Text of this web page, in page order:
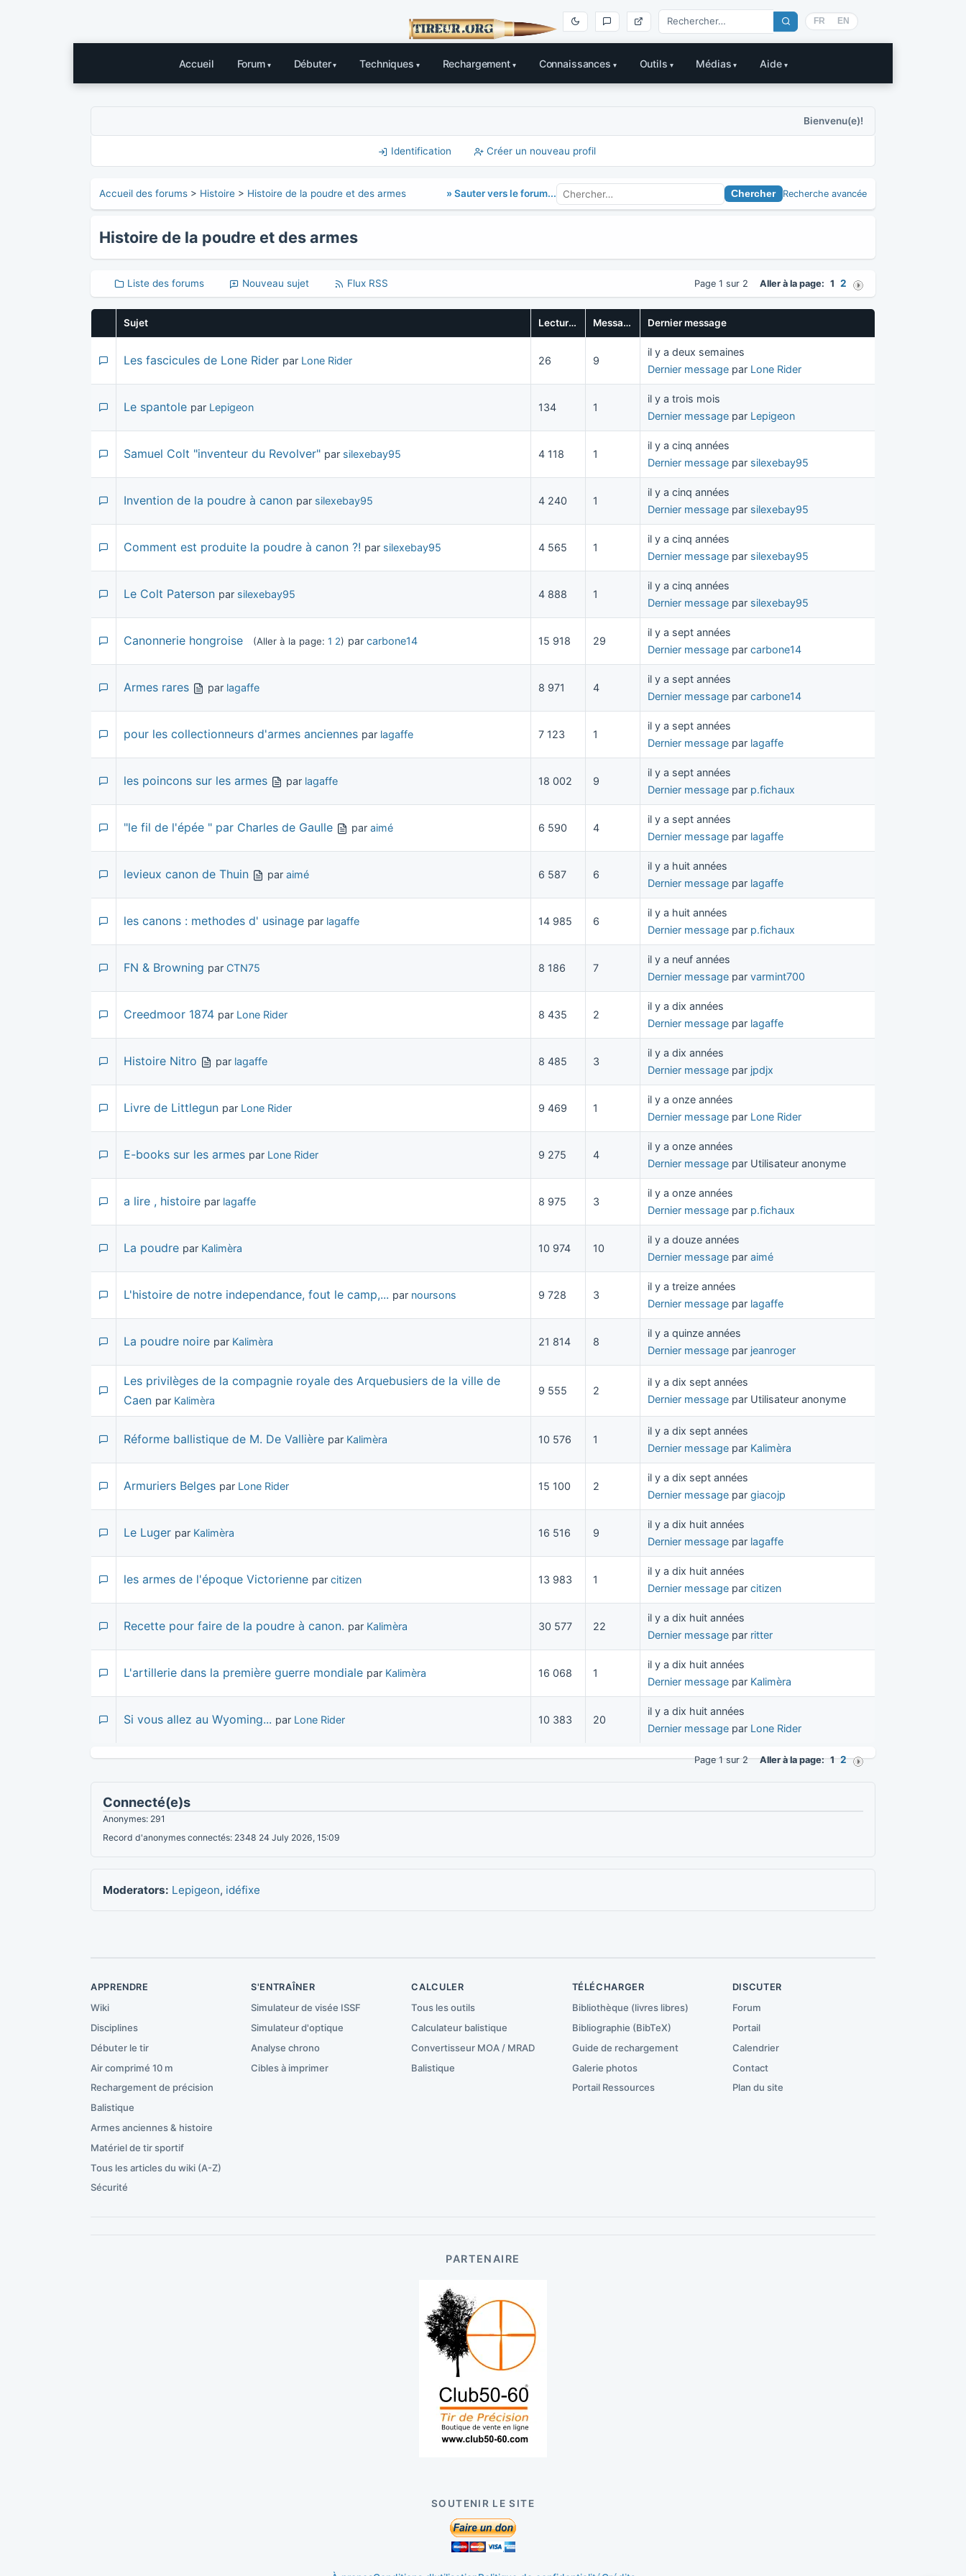
FR EN
Accueil Forum Débuter Techniques Rechargement Connaissances Outils Médias Aide
Bienvenu(e)!
Identification Créer un nouveau profil
» Sauter vers le forum...
Accueil des forums > Histoire > Histoire de la poudre et des armes Recherche avancée
Histoire de la poudre et des armes
Page 1 sur 2 Aller à la page: 1 2
Liste des forums Nouveau sujet Flux RSS
Sujet Lectures Messages Dernier message
Les fascicules de Lone Rider par Lone Rider 26 9
il y a deux semaines
Dernier message par Lone Rider
Le spantole par Lepigeon 134 1
il y a trois mois
Dernier message par Lepigeon
Samuel Colt "inventeur du Revolver" par silexebay95 4 118 1
il y a cinq années
Dernier message par silexebay95
Invention de la poudre à canon par silexebay95 4 240 1
il y a cinq années
Dernier message par silexebay95
Comment est produite la poudre à canon ?! par silexebay95 4 565 1
il y a cinq années
Dernier message par silexebay95
Le Colt Paterson par silexebay95 4 888 1
il y a cinq années
Dernier message par silexebay95
Canonnerie hongroise (Aller à la page: 1 2) par carbone14 15 918 29
il y a sept années
Dernier message par carbone14
Armes rares par lagaffe 8 971 4
il y a sept années
Dernier message par carbone14
pour les collectionneurs d'armes anciennes par lagaffe 7 123 1
il y a sept années
Dernier message par lagaffe
les poincons sur les armes par lagaffe 18 002 9
il y a sept années
Dernier message par p.fichaux
"le fil de l'épée " par Charles de Gaulle par aimé 6 590 4
il y a sept années
Dernier message par lagaffe
levieux canon de Thuin par aimé 6 587 6
il y a huit années
Dernier message par lagaffe
les canons : methodes d' usinage par lagaffe 14 985 6
il y a huit années
Dernier message par p.fichaux
FN & Browning par CTN75 8 186 7
il y a neuf années
Dernier message par varmint700
Creedmoor 1874 par Lone Rider 8 435 2
il y a dix années
Dernier message par lagaffe
Histoire Nitro par lagaffe 8 485 3
il y a dix années
Dernier message par jpdjx
Livre de Littlegun par Lone Rider 9 469 1
il y a onze années
Dernier message par Lone Rider
E-books sur les armes par Lone Rider 9 275 4
il y a onze années
Dernier message par Utilisateur anonyme
a lire , histoire par lagaffe 8 975 3
il y a onze années
Dernier message par p.fichaux
La poudre par Kalimèra 10 974 10
il y a douze années
Dernier message par aimé
L'histoire de notre independance, fout le camp,... par noursons 9 728 3
il y a treize années
Dernier message par lagaffe
La poudre noire par Kalimèra 21 814 8
il y a quinze années
Dernier message par jeanroger
Les privilèges de la compagnie royale des Arquebusiers de la ville de
Caen par Kalimèra
9 555 2
il y a dix sept années
Dernier message par Utilisateur anonyme
Réforme ballistique de M. De Vallière par Kalimèra 10 576 1
il y a dix sept années
Dernier message par Kalimèra
Armuriers Belges par Lone Rider 15 100 2
il y a dix sept années
Dernier message par giacojp
Le Luger par Kalimèra 16 516 9
il y a dix huit années
Dernier message par lagaffe
les armes de l'époque Victorienne par citizen 13 983 1
il y a dix huit années
Dernier message par citizen
Recette pour faire de la poudre à canon. par Kalimèra 30 577 22
il y a dix huit années
Dernier message par ritter
L'artillerie dans la première guerre mondiale par Kalimèra 16 068 1
il y a dix huit années
Dernier message par Kalimèra
Si vous allez au Wyoming... par Lone Rider 10 383 20
il y a dix huit années
Dernier message par Lone Rider
Page 1 sur 2Aller à la page: 1 2
Connecté(e)s
Anonymes: 291
Record d'anonymes connectés: 2348 24 July 2026, 15:09
Moderators: Lepigeon, idéfixe
APPRENDRE
Wiki
Disciplines
Débuter le tir
Air comprimé 10 m
Rechargement de précision
Balistique
Armes anciennes & histoire
Matériel de tir sportif
Tous les articles du wiki (A-Z)
Sécurité
S'ENTRAÎNER
Simulateur de visée ISSF
Simulateur d'optique
Analyse chrono
Cibles à imprimer
CALCULER
Tous les outils
Calculateur balistique
Convertisseur MOA / MRAD
Balistique
TÉLÉCHARGER
Bibliothèque (livres libres)
Bibliographie (BibTeX)
Guide de rechargement
Galerie photos
Portail Ressources
DISCUTER
Forum
Portail
Calendrier
Contact
Plan du site
PARTENAIRE
SOUTENIR LE SITE